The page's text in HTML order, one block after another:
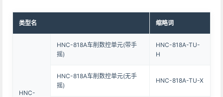
类型名 缩略词
HNC-
HNC-818A车削数控单元(带手
摇)
HNC-818A-TU-
H
HNC-818A车削数控单元(无手
摇)
HNC-818A-TU-X